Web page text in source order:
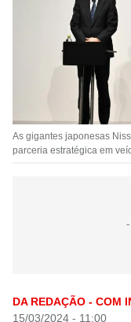
As gigantes japonesas
parceria estratégica em
DA REDAÇÃO - COM
15/03/2024 - 11:00